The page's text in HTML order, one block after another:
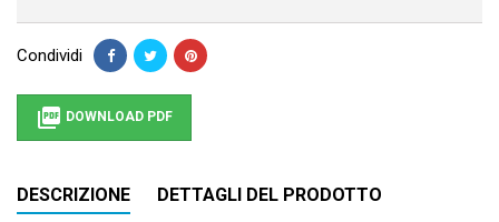
Condividi
 DOWNLOAD PDF
DESCRIZIONE
DETTAGLI DEL PRODOTTO